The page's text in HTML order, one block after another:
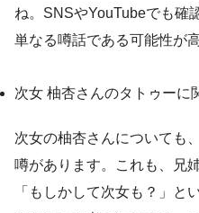
ね。SNSやYouTubeでも確
単なる噂話である可能性が
次女 柚杏さんのタトゥーに
次女の柚杏さんについても
噂があります。これも、兄
「もしかして次女も？」と